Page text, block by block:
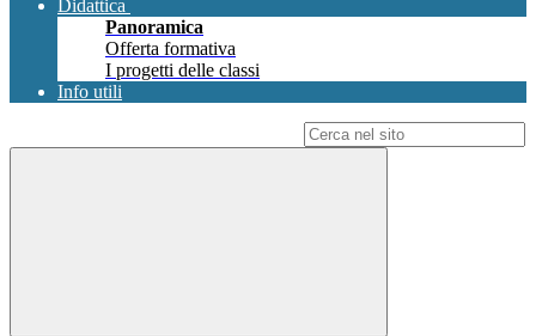
Didattica
Panoramica
Offerta formativa
I progetti delle classi
Info utili